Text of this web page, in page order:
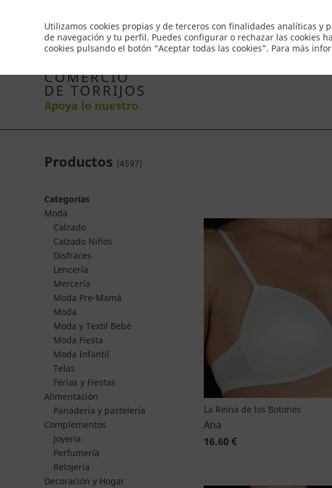
Utilizamos cookies propias y de terceros con finalidades analíticas
de navegación y tu perfil. Puedes configurar o rechazar las cookies
cookies pulsando el botón “Aceptar todas las cookies”. Para más
Inicio Productos Comercios Ofertas Contacto
COMERCIO
DE TORRIJOS
Apoya lo nuestro
Productos (4597)
Categorías
Moda
Calzado
Calzado Niños
Disfraces
Lencería
Mercería
Moda Pre-Mamá
Moda
Moda y Textil Bebé
Moda Fiesta
Moda Infantil
Telas
Ferias y Fiestas
Alimentación
Panadería y pastelería
Complementos
Joyería
Perfumería
Relojería
Decoración y Hogar
La Reina de los Botones
Ana
16.60 €